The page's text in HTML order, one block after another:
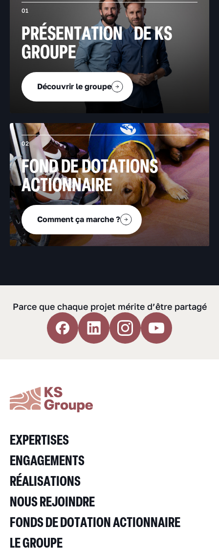
01
PRÉSENTATION DE KS
GROUPE
Découvrir le groupe
02
FOND DE DOTATIONS
ACTIONNAIRE
Comment ça marche ?
Parce que chaque projet mérite d’être partagé
EXPERTISES
ENGAGEMENTS
RÉALISATIONS
NOUS REJOINDRE
FONDS DE DOTATION ACTIONNAIRE
LE GROUPE